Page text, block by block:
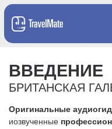
ВВЕДЕНИЕ
БРИТАНСКАЯ
Оригинальные
иозвученные